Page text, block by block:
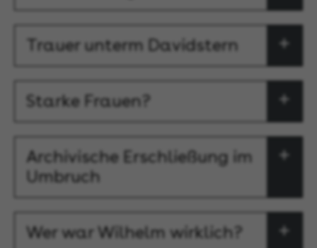
Trauer unterm Davidstern
Starke Frauen?
Archivische Erschließung im
Umbruch
Wer war Wilhelm wirklich?